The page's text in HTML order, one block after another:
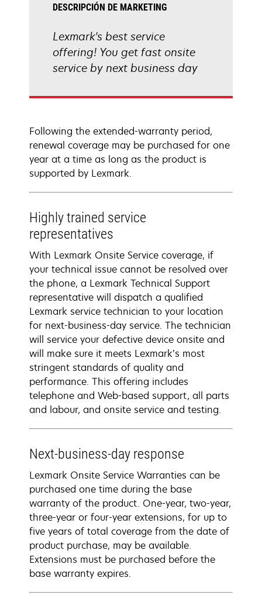
DESCRIPCIÓN DE MARKETING
Lexmark's best service
offering! You get fast onsite
service by next business day
Following the extended-warranty period,
renewal coverage may be purchased for one
year at a time as long as the product is
supported by Lexmark.
Highly trained service
representatives
With Lexmark Onsite Service coverage, if
your technical issue cannot be resolved over
the phone, a Lexmark Technical Support
representative will dispatch a qualified
Lexmark service technician to your location
for next-business-day service. The technician
will service your defective device onsite and
will make sure it meets Lexmark’s most
stringent standards of quality and
performance. This offering includes
telephone and Web-based support, all parts
and labour, and onsite service and testing.
Next-business-day response
Lexmark Onsite Service Warranties can be
purchased one time during the base
warranty of the product. One-year, two-year,
three-year or four-year extensions, for up to
five years of total coverage from the date of
product purchase, may be available.
Extensions must be purchased before the
base warranty expires.